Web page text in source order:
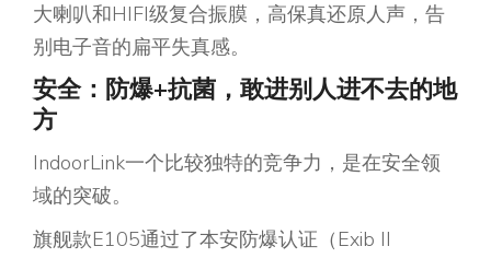
大喇叭和HIFI级复合振膜，高保真还原人声，告
别电子音的扁平失真感。
安全：防爆+抗菌，敢进别人进不去的地
方
IndoorLink一个比较独特的竞争力，是在安全领
域的突破。
旗舰款E105通过了本安防爆认证（Exib II